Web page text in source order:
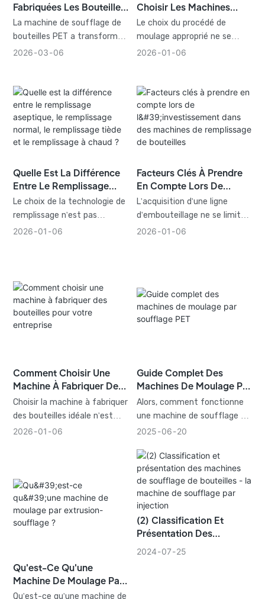
Fabriquées Les Bouteilles
En Plastique Avec Une
Machine De Soufflage De
La machine de soufflage de
bouteilles PET a transformé
les méthodes d'emballage
davantage à moindre coût
tout en conservant la même
qualité.
2026 03 06
Choisir Les Machines
ISBM, SBM Ou EBM Pour
Votre Produit
Le choix du procédé de
moulage approprié ne se
limite pas à l'équipement ; il
fonction de ses
performances et de sa
fonctionnalité. Qu'il s'agisse
de la machine ISBM pour les
bouteilles PET lisses, de la
production à grande vitesse
ou de la machine EBM pour
les contenants rigides,
chaque procédé présente ses
propres avantages.
2026 01 06
Quelle Est La Différence
Entre Le Remplissage
Aseptique, Le
Remplissage Normal, Le
Remplissage À Chaud ?
Le choix de la technologie de
remplissage n'est pas
uniforme ; il s'agit d'une
gazeuses, tandis que le
remplissage aseptique est
privilégié pour les jus haut de
gamme. Chacune de ces
différences permet aux
fabricants de produire des
boissons sûres et de haute
qualité, tout en optimisant
leur productivité.
2026 01 06
Facteurs Clés À Prendre
En Compte Lors De
L'investissement Dans
Des Machines De
Bouteilles
L'acquisition d'une ligne
d'embouteillage ne se limite
pas à l'achat d'un
permettra d'accroître
l'efficacité, la qualité des
produits et de réduire les
2026 01 06
Comment Choisir Une
Machine À Fabriquer Des
Bouteilles Pour Votre
Entreprise
Choisir la machine à fabriquer
des bouteilles idéale n'est
pas sorcier, mais cela
bien comprendre vos besoins,
renseignez-vous sur les
différents types de
machines, concentrez-vous
les coûts à long terme.
2026 01 06
Guide Complet Des
Machines De Moulage Par
Soufflage PET
Alors, comment fonctionne
une machine de soufflage de
PET ? C’est la combinaison
d’air comprimé et d’un timing
parfait. Cependant, pour
choisir la machine adaptée à
votre activité, il faut prendre
en compte d’autres facteurs
que les seules spécifications
techniques.
2025 06 20
Qu'est-Ce Qu'une
Machine De Moulage Par
Extrusion-Soufflage ?
Qu'est-ce qu'une machine de
(2) Classification Et
Présentation Des
Machines De Soufflage
2024 07 25